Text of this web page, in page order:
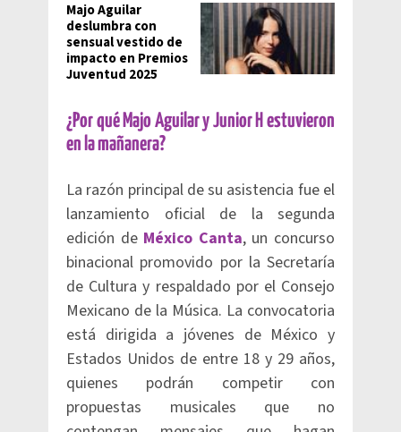
Majo Aguilar
deslumbra con
sensual vestido de
impacto en Premios
Juventud 2025
¿Por qué Majo Aguilar y Junior H estuvieron
en la mañanera?
La razón principal de su asistencia fue el
lanzamiento oficial de la segunda
edición de México Canta, un concurso
binacional promovido por la Secretaría
de Cultura y respaldado por el Consejo
Mexicano de la Música. La convocatoria
está dirigida a jóvenes de México y
Estados Unidos de entre 18 y 29 años,
quienes podrán competir con
propuestas musicales que no